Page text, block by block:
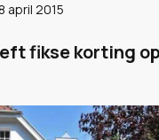
april 2015
fikse korting